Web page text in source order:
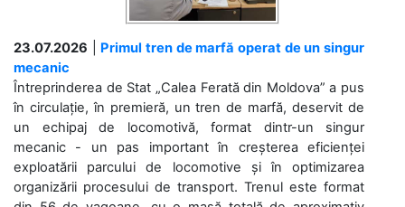
23.07.2026
Primul tren de marfă operat de un singur
mecanic
Întreprinderea de Stat „Calea Ferată din Moldova” a pus
în circulație, în premieră, un tren de marfă, deservit de
un echipaj de locomotivă, format dintr-un singur
mecanic - un pas important în creșterea eficienței
exploatării parcului de locomotive și în optimizarea
organizării procesului de transport. Trenul este format